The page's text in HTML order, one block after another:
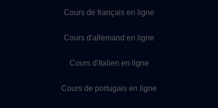
Cours de français en ligne
Cours d'allemand en ligne
Cours d'Italien en ligne
Cours de portugais en ligne